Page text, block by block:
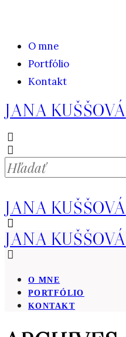
O mne
Portfólio
Kontakt
JANA KUŠŠOVÁ
JANA KUŠŠOVÁ
JANA KUŠŠOVÁ
O MNE
PORTFÓLIO
KONTAKT